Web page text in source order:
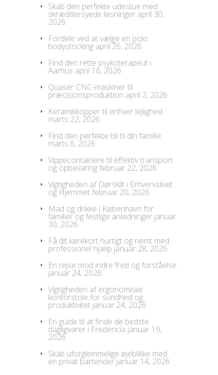
Skab den perfekte udestue med
skræddersyede løsninger april 30,
2026
Fordele ved at vælge en polo
bodystocking april 26, 2026
Find den rette psykoterapeut i
Aarhus april 16, 2026
Quaser CNC-maskiner til
præcisionsproduktion april 2, 2026
Keramikkopper til enhver lejlighed
marts 22, 2026
Find den perfekte bil til din familie
marts 6, 2026
Vippecontainere til effektiv transport
og opbevaringfebruar 22, 2026
Vigtigheden af Dørskilt i Erhvervslivet
og Hjemmetfebruar 20, 2026
Mad og drikke i København for
familier og festlige anledninger januar
30, 2026
Få dit kørekort hurtigt og nemt med
professionel hjælp januar 28, 2026
En rejse mod indre fred og forståelse
januar 24, 2026
Vigtigheden af ergonomiske
kontorstole for sundhed og
produktivitet januar 24, 2026
En guide til at finde de bedste
dagligvarer i Fredericia januar 19,
2026
Skab uforglemmelige øjeblikke med
en privat bartender januar 14, 2026